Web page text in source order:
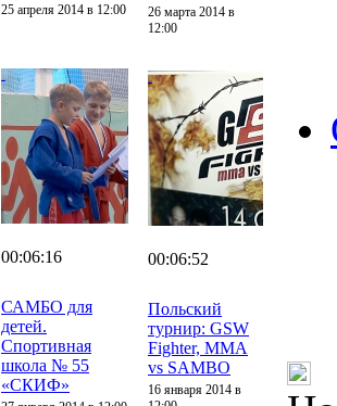
25 апреля 2014 в 12:00
26 марта 2014 в
12:00
00:06:16
САМБО для
детей.
Спортивная
школа № 55
«СКИФ»
00:06:52
Польский
турнир: GSW
Fighter, MMA
vs SAMBO
16 января 2014 в